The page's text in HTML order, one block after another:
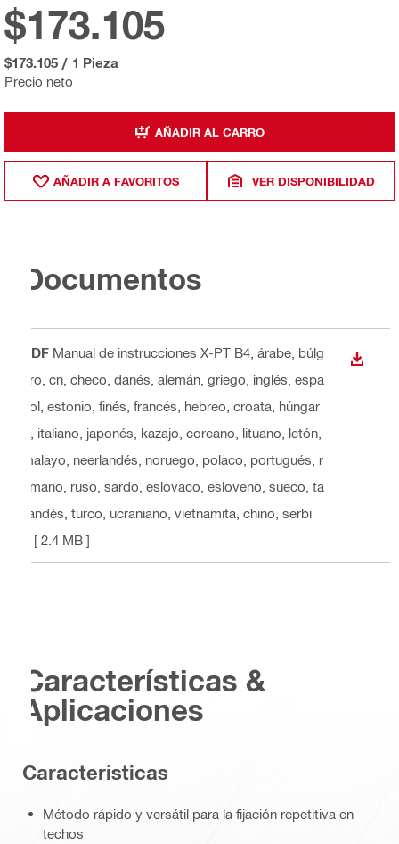
Precio neto
$173.105
$173.105 / 1 Pieza
AÑADIR AL CARRO
AÑADIR A FAVORITOS VER DISPONIBILIDAD
Documentos
PDF Manual de instrucciones X-PT B4 , árabe, búlg
aro, cn, checo, danés, alemán, griego, inglés, espa
ñol, estonio, finés, francés, hebreo, croata, húngar
o, italiano, japonés, kazajo, coreano, lituano, letón,
malayo, neerlandés, noruego, polaco, portugués, r
umano, ruso, sardo, eslovaco, esloveno, sueco, ta
ilandés, turco, ucraniano, vietnamita, chino, serbi
[ 2.4 MB ]
Características &
Aplicaciones
Características
Método rápido y versátil para la fijación repetitiva en
techos